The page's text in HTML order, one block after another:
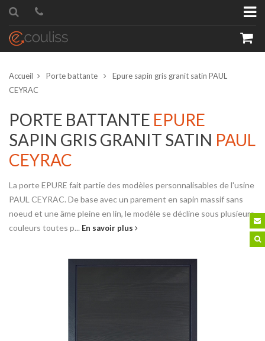
Accueil Porte battante
Epure sapin gris granit satin PAUL
CEYRAC
PORTE BATTANTE EPURE
SAPIN GRIS GRANIT SATIN PAUL
CEYRAC
La porte EPURE fait partie des modèles personnalisables de l'usine
PAUL CEYRAC. De base avec un parement en sapin massif sans
noeud et une âme pleine en lin, le modèle se décline sous plusieurs
couleurs toutes p... En savoir plus
Quantité